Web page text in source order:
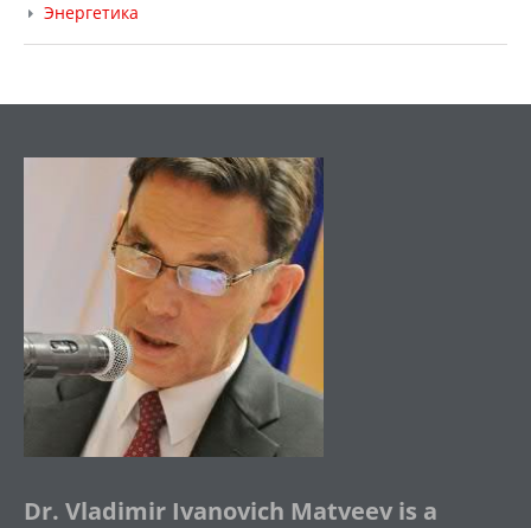
Энергетика
Dr. Vladimir Ivanovich Matveev is a